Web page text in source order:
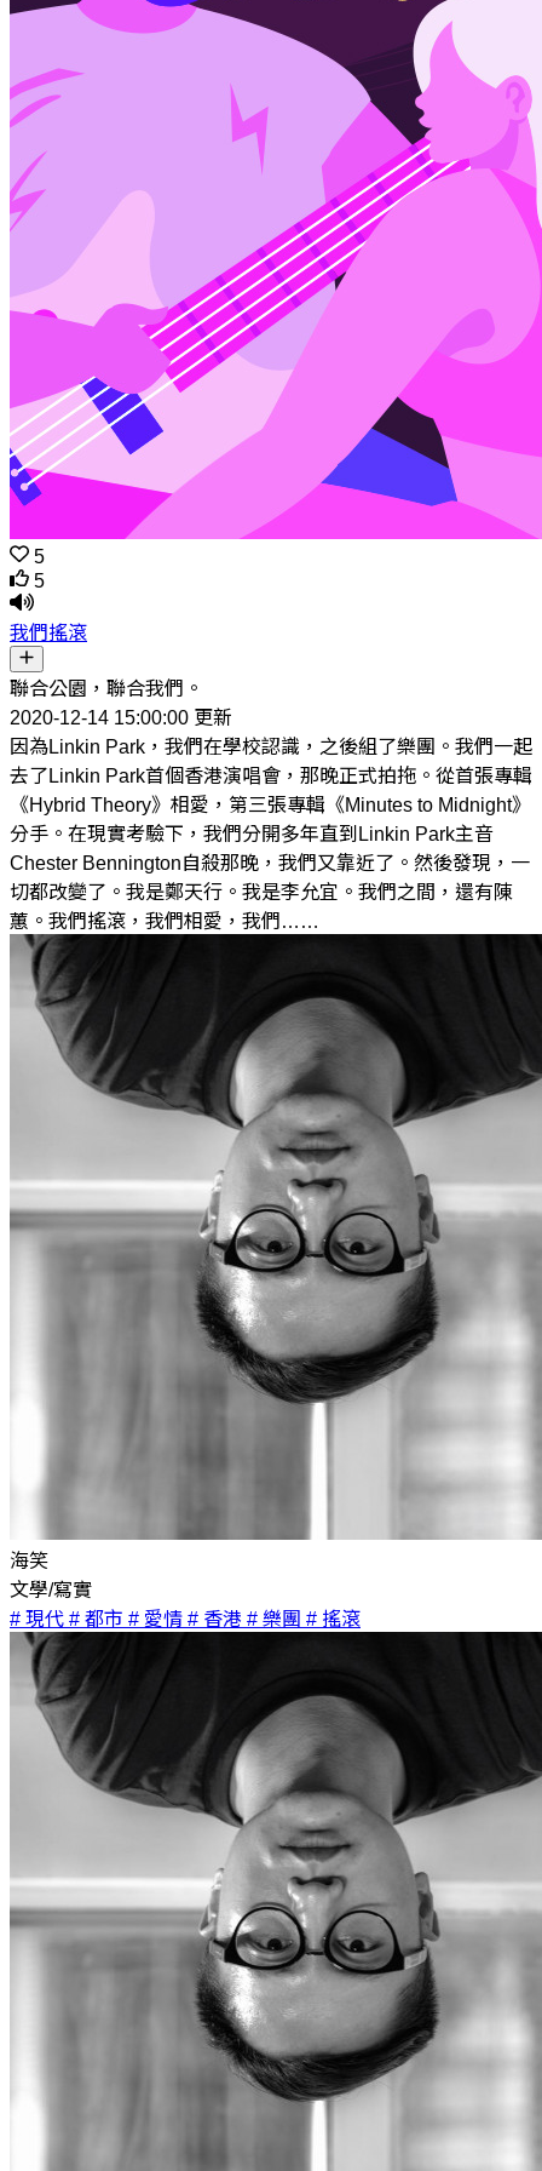
5
5
我們搖滾
聯合公園，聯合我們。
2020-12-14 15:00:00 更新
因為Linkin Park，我們在學校認識，之後組了樂團。我們一起
去了Linkin Park首個香港演唱會，那晚正式拍拖。從首張專輯
《Hybrid Theory》相愛，第三張專輯《Minutes to Midnight》
分手。在現實考驗下，我們分開多年直到Linkin Park主音
Chester Bennington自殺那晚，我們又靠近了。然後發現，一
切都改變了。我是鄭天行。我是李允宜。我們之間，還有陳
蕙。我們搖滾，我們相愛，我們……
海笑
文學/寫實
# 現代 # 都市 # 愛情 # 香港 # 樂團 # 搖滾